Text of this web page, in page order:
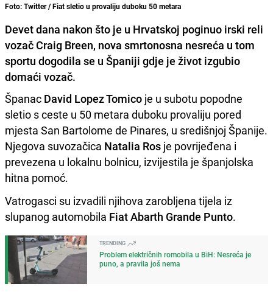
Foto: Twitter / Fiat sletio u provaliju duboku 50 metara
Devet dana nakon što je u Hrvatskoj poginuo irski reli
vozač Craig Breen, nova smrtonosna nesreća u tom
sportu dogodila se u Španiji gdje je život izgubio
domaći vozač.
Španac David Lopez Tomico je u subotu popodne
sletio s ceste u 50 metara duboku provaliju pored
mjesta San Bartolome de Pinares, u središnjoj Španije.
Njegova suvozačica Natalia Ros je povrijeđena i
prevezena u lokalnu bolnicu, izvijestila je španjolska
hitna pomoć.
Vatrogasci su izvadili njihova zarobljena tijela iz
slupanog automobila Fiat Abarth Grande Punto.
TRENDING
Problem električnih romobila u BiH: Nesreća je
puno, a pravila još nema